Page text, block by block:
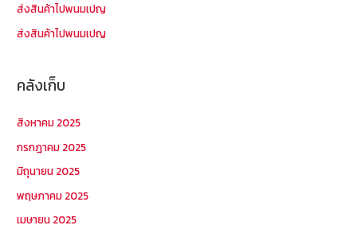
ส่งสินค้าไปพนมเปญ
ส่งสินค้าไปพนมเปญ
คลังเก็บ
สิงหาคม 2025
กรกฎาคม 2025
มิถุนายน 2025
พฤษภาคม 2025
เมษายน 2025